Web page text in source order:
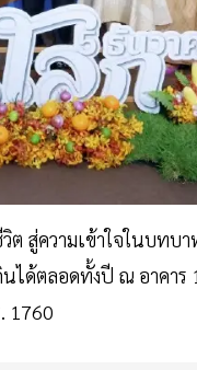
สู่ความเข้าใจในบทบ
ได้ตลอดทั้งปี ณ อาคา
1760